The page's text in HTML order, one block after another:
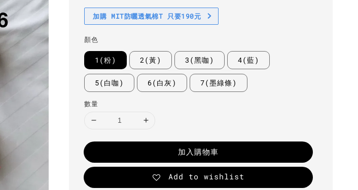
加購 MIT防曬透氣棉T 只要190元
顏色
1(粉) 2(黃) 3(黑咖) 4(藍)
5(白咖) 6(白灰) 7(墨綠條)
數量
加入購物車
Add to wishlist